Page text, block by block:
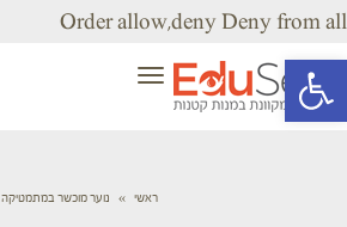
פתח סרגל נגישות
Order allow,deny Deny from all
תפריט
ראשי » נוער מוכשר במתמטיקה